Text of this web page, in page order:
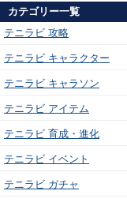
カテゴリー一覧
テニラビ 攻略
テニラビ キャラクター
テニラビ キャラソン
テニラビ アイテム
テニラビ 育成・進化
テニラビ イベント
テニラビ ガチャ